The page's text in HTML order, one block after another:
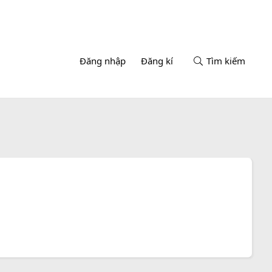
Đăng nhập Đăng kí Tìm kiếm